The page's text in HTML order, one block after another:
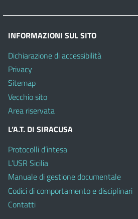
INFORMAZIONI SUL SITO
Dichiarazione di accessibilità
Privacy
Sitemap
Vecchio sito
Area riservata
L’A.T. DI SIRACUSA
Protocolli d’intesa
L’USR Sicilia
Manuale di gestione documentale
Codici di comportamento e disciplinari
Contatti